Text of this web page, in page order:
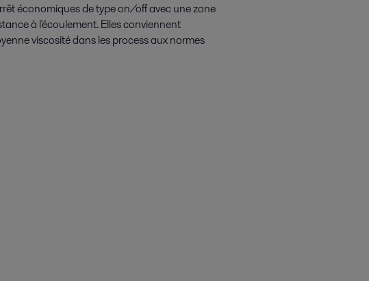
économiques de type on/off avec une zone
à l'écoulement. Elles conviennent
viscosité dans les process aux normes